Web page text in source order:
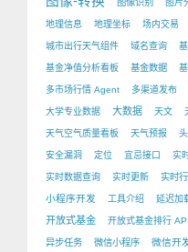
图像识别 图片
地理信息 地理坐标 场内交易
城市出行天气组件 域名查询
基金净值分析看板 基金数据
多市场行情 Agent 多渠道发布
大学专业数据 大数据 天文
天气空气质量看板 天气预报
安全漏洞 定位 宜忌接口 实
实时数据查询 实时更新 实时
小程序开发 工具介绍 延迟加
开放式基金 开放式基金排行 API
异步任务 微信小程序 微信开